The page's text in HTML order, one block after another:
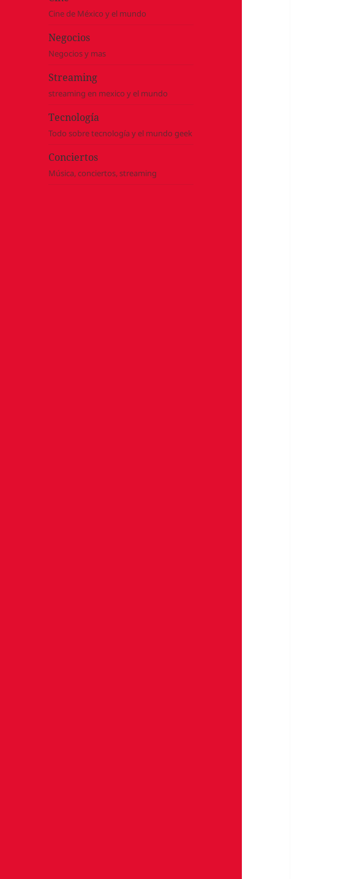
Cine de México y el mundo
Negocios
Negocios y mas
Streaming
streaming en mexico y el mundo
Tecnología
Todo sobre tecnología y el mundo geek
Conciertos
Música, conciertos, streaming